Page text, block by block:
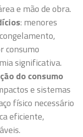
e mão de obra.
: menores
consumo
significativa.
do consumo
e sistemas
físico necessário
eficiente,